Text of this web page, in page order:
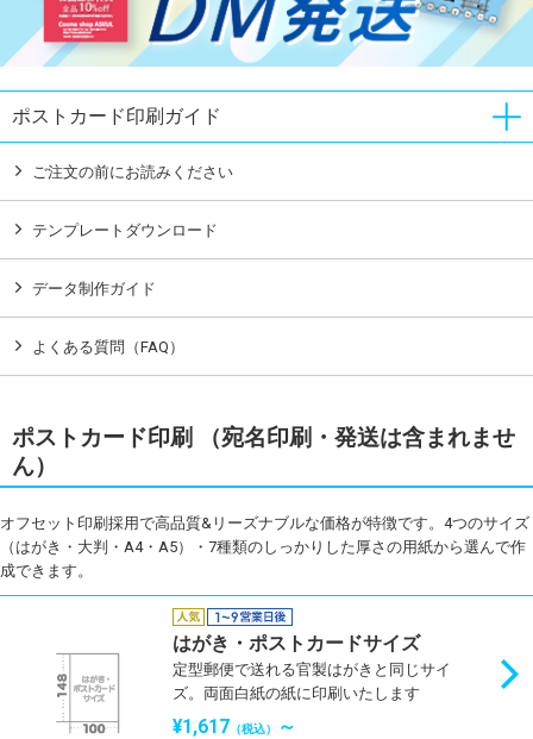
ポストカード印刷ガイド
ご注文の前にお読みください
テンプレートダウンロード
データ制作ガイド
よくある質問（FAQ）
ポストカード印刷 （宛名印刷・発送は含まれませ
ん）
オフセット印刷採用で高品質&リーズナブルな価格が特徴です。4つのサイズ
（はがき・大判・A4・A5）・7種類のしっかりした厚さの用紙から選んで作
成できます。
はがき・ポストカードサイズ
定型郵便で送れる官製はがきと同じサイ
ズ。両面白紙の紙に印刷いたします
¥1,617 （税込） ～